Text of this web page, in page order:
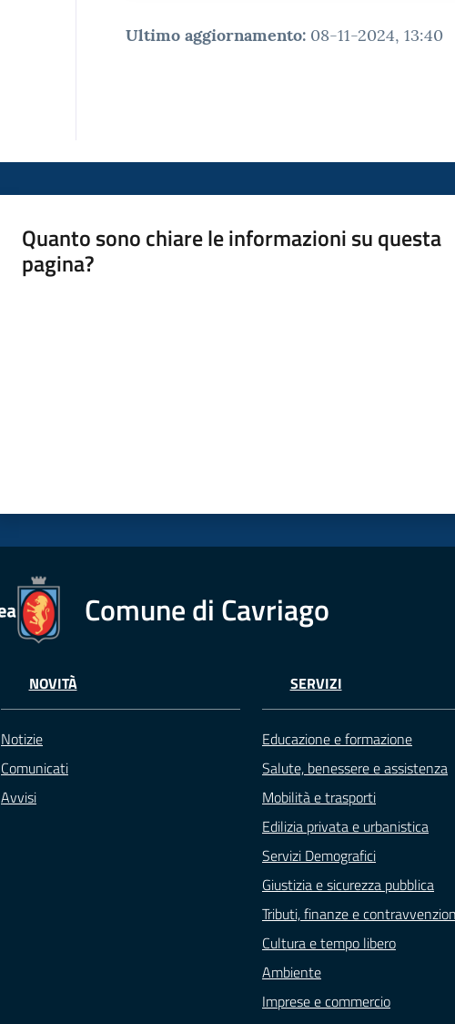
Ultimo aggiornamento: 08-11-2024, 13:40
Quanto sono chiare le informazioni su questa
pagina?
Comune di Cavriago
NOVITÀ
Notizie
Comunicati
Avvisi
SERVIZI
Educazione e formazione
Salute, benessere e assistenza
Mobilità e trasporti
Edilizia privata e urbanistica
Servizi Demografici
Giustizia e sicurezza pubblica
Tributi, finanze e
Cultura e tempo libero
Ambiente
Imprese e commercio